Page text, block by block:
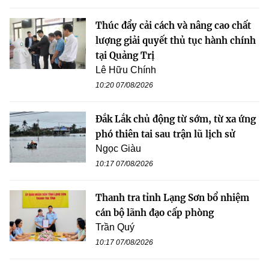
Thúc đẩy cải cách và nâng cao chất
lượng giải quyết thủ tục hành chính
tại Quảng Trị
Lê Hữu Chính
10:20 07/08/2026
Đắk Lắk chủ động từ sớm, từ xa ứng
phó thiên tai sau trận lũ lịch sử
Ngọc Giàu
10:17 07/08/2026
Thanh tra tỉnh Lạng Sơn bổ nhiệm
cán bộ lãnh đạo cấp phòng
Trần Quý
10:17 07/08/2026